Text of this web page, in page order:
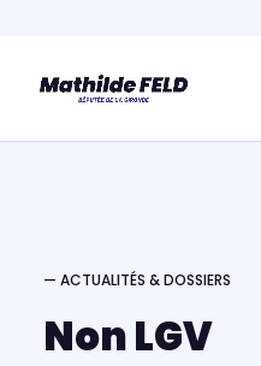
— ACTUALITÉS & DOSSIERS
Non LGV